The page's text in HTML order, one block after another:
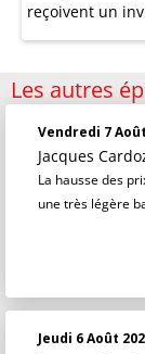
reçoivent un
Les autres
Vendredi 7
Jacques
La hausse des
une très légère
Jeudi 6 Août